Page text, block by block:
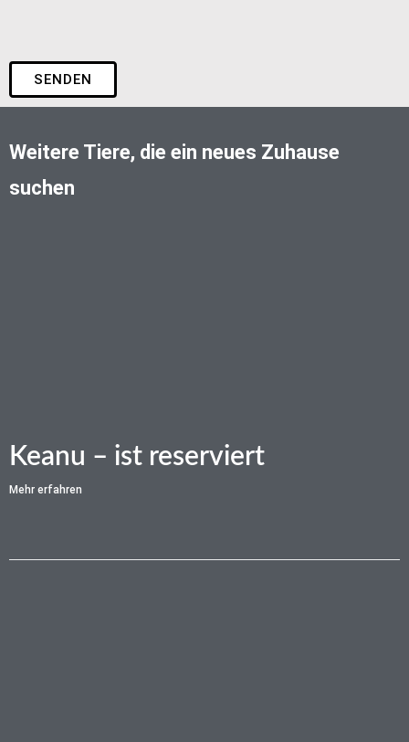
SENDEN
Weitere Tiere, die ein neues Zuhause
suchen
Keanu – ist reserviert
Mehr erfahren